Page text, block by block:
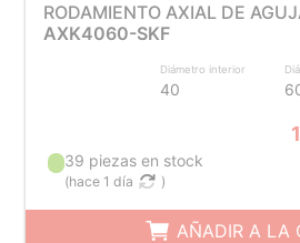
RODAMIENTO AXIAL DE
AXK4060-SKF
Diámetro interior
40
39 piezas en stock
(hace 1 día )
AÑADIR A LA